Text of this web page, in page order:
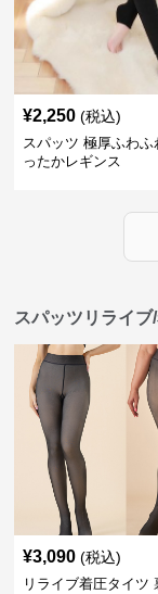
¥2,250 (税込)
スパッツ 極厚ふわふ
ったかレギンス
スパッツリライ
¥3,090 (税込)
リライブ着圧タイツ